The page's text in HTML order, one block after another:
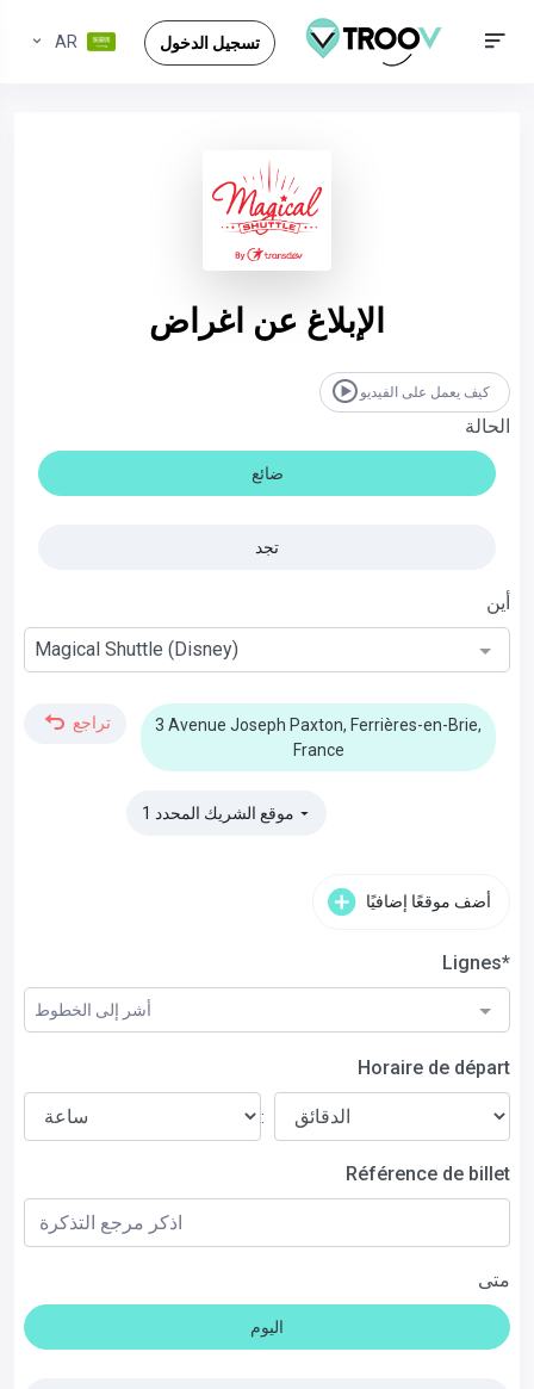
تسجيل الدخول AR
الإبلاغ عن اغراض
كيف يعمل على الفيديو
الحالة
ضائع
تجد
أين
Magical Shuttle (Disney)
تراجع
3 Avenue Joseph Paxton, Ferrières-en-Brie,
France
▼
Lignes*
أشر إلى الخطوط
Horaire de départ
:
Référence de billet
متى
اليوم